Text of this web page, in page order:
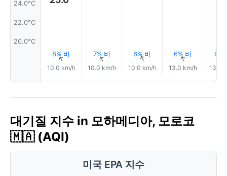
24.0°C
22.0°C
20.0°C
8% 비
↑
10.0 km/h
7% 비
↑
10.0 km/h
6% 비
↑
10.0 km/h
6% 비
↑
13.0 km/h
6%
13.0
대기질 지수 in 모하메디아, 모로코
🇲🇦 (AQI)
미국 EPA 지수